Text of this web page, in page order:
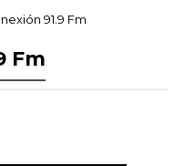
91.9 Fm
Fm